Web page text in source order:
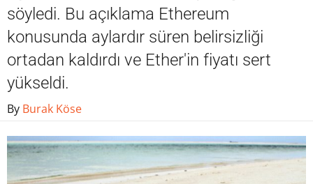
söyledi. Bu açıklama Ethereum
konusunda aylardır süren belirsizliği
ortadan kaldırdı ve Ether'in fiyatı sert
yükseldi.
By Burak Köse